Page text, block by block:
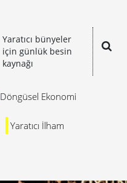
Yaratıcı bünyeler
için günlük besin
kaynağı
Döngüsel Ekonomi
Yaratıcı İlham